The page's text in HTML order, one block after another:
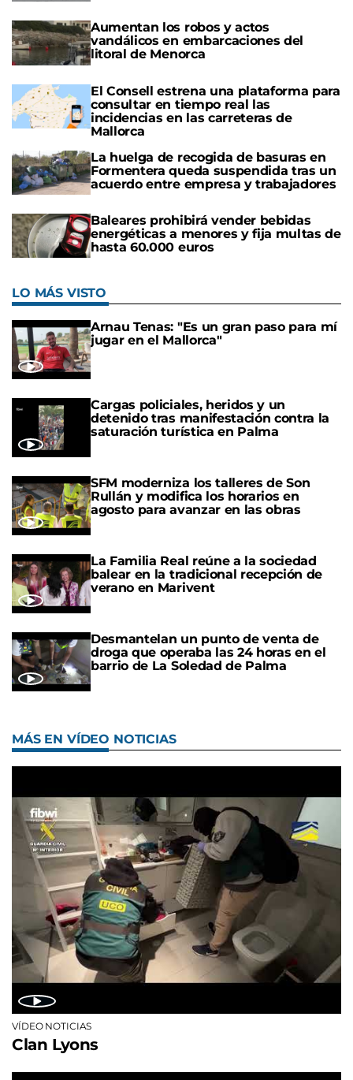
Aumentan los robos y actos
vandálicos en embarcaciones del
litoral de Menorca
El Consell estrena una plataforma para
consultar en tiempo real las
incidencias en las carreteras de
Mallorca
La huelga de recogida de basuras en
Formentera queda suspendida tras un
acuerdo entre empresa y trabajadores
Baleares prohibirá vender bebidas
energéticas a menores y fija multas de
hasta 60.000 euros
LO MÁS VISTO
Arnau Tenas: "Es un gran paso para mí
jugar en el Mallorca"
Cargas policiales, heridos y un
detenido tras manifestación contra la
saturación turística en Palma
SFM moderniza los talleres de Son
Rullán y modifica los horarios en
agosto para avanzar en las obras
La Familia Real reúne a la sociedad
balear en la tradicional recepción de
verano en Marivent
Desmantelan un punto de venta de
droga que operaba las 24 horas en el
barrio de La Soledad de Palma
MÁS EN VÍDEO NOTICIAS
VÍDEO NOTICIAS
Clan Lyons